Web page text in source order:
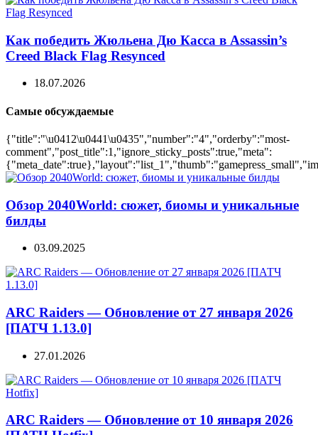
Как победить Жюльена Дю Касса в Assassin’s
Creed Black Flag Resynced
18.07.2026
Самые обсуждаемые
{"title":"\u0412\u0441\u0435","number":"4","orderby":"most-
comment","post_title":1,"ignore_sticky_posts":true,"meta":
Обзор 2040World: сюжет, биомы и уникальные
билды
03.09.2025
ARC Raiders — Обновление от 27 января 2026
[ПАТЧ 1.13.0]
27.01.2026
ARC Raiders — Обновление от 10 января 2026